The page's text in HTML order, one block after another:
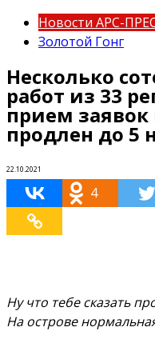
Новости АРС-
Золотой Гонг
Несколько
работ из 33
прием заявок
продлен до 5
22.10.2021
4
Ну что тебе сказать
На острове